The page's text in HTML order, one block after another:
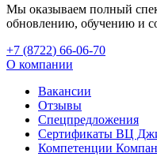
Мы оказываем полный
обновлению, обучению и
+7 (8722) 66-06-70
О компании
Вакансии
Отзывы
Спецпредложения
Сертификаты ВЦ
Компетенции